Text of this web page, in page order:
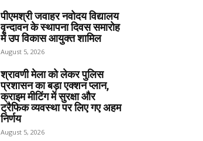
पीएमश्री जवाहर नवोदय विद्यालय
वृन्दावन के स्थापना दिवस समारोह
में उप विकास आयुक्त शामिल
August 5, 2026
श्रावणी मेला को लेकर पुलिस
प्रशासन का बड़ा एक्शन प्लान,
क्राइम मीटिंग में सुरक्षा और
ट्रैफिक व्यवस्था पर लिए गए अहम
निर्णय
August 5, 2026